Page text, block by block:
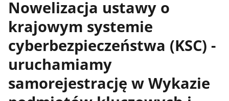
Nowelizacja ustawy o
krajowym systemie
cyberbezpieczeństwa (KSC) -
uruchamiamy
samorejestrację w Wykazie